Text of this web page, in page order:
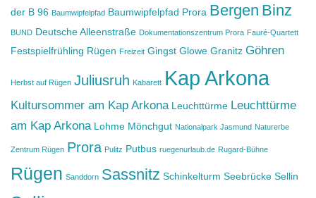
der B 96 Baumwipfelpfad Baumwipfelpfad Prora Bergen Binz
BUND Deutsche Alleenstraße Dokumentationszentrum Prora Fauré-Quartett
Festspielfrühling Rügen Freizeit Gingst Glowe Granitz Göhren
Herbst auf Rügen Juliusruh Kabarett Kap Arkona
Kultursommer am Kap Arkona Leuchttürme Leuchttürme
am Kap Arkona Lohme Mönchgut Nationalpark Jasmund Naturerbe
Zentrum Rügen Prora Pulitz Putbus ruegenurlaub.de Rugard-Bühne
Rügen Sanddorn Sassnitz Schinkelturm Seebrücke Sellin